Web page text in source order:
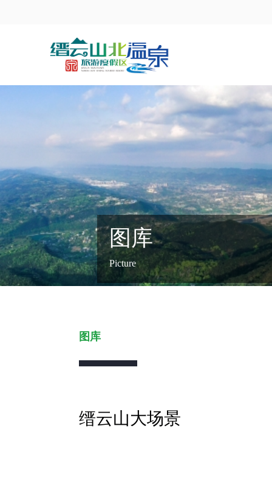
图库
Picture
图库
缙云山大场景